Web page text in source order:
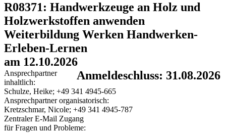
R08371: Handwerkzeuge an Holz und
Holzwerkstoffen anwenden
Weiterbildung Werken Handwerken-
Erleben-Lernen
am 12.10.2026
Anmeldeschluss: 31.08.2026
Ansprechpartner
inhaltlich:
Schulze, Heike; +49 341 4945-665
Ansprechpartner organisatorisch:
Kretzschmar, Nicole; +49 341 4945-787
Zentraler E-Mail Zugang
für Fragen und Probleme: